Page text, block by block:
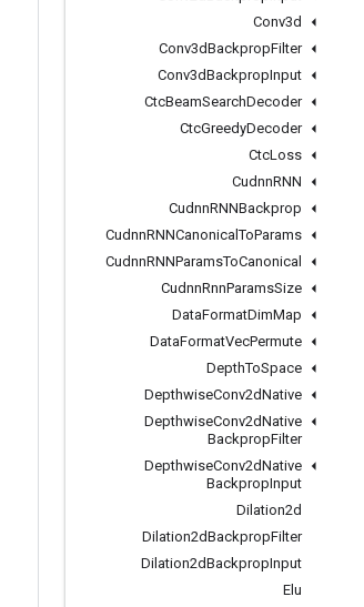
Conv3d
Conv3dBackpropFilter
Conv3dBackpropInput
CtcBeamSearchDecoder
CtcGreedyDecoder
CtcLoss
CudnnRNN
CudnnRNNBackprop
CudnnRNNCanonicalToParams
CudnnRNNParamsToCanonical
CudnnRnnParamsSize
DataFormatDimMap
DataFormatVecPermute
DepthToSpace
DepthwiseConv2dNative
DepthwiseConv2dNative
BackpropFilter
DepthwiseConv2dNative
BackpropInput
Dilation2d
Dilation2dBackpropFilter
Dilation2dBackpropInput
Elu